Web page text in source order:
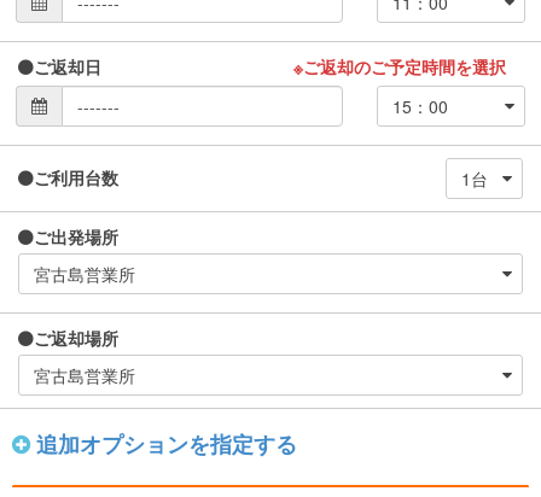
ご返却日 ※ご返却のご予定時間を選択
ご利用台数
ご出発場所
ご返却場所
追加オプションを指定する